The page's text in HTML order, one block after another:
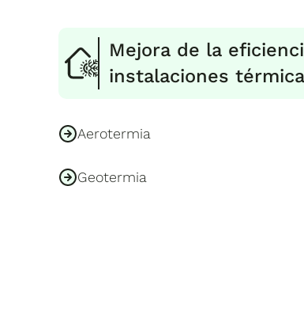
Mejora de la
instalaciones
Aerotermia
Geotermia